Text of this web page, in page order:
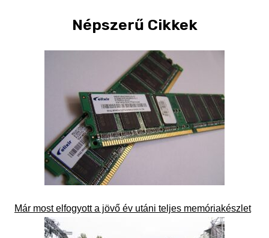
Népszerű Cikkek
Már most elfogyott a jövő év utáni teljes memóriakészlet